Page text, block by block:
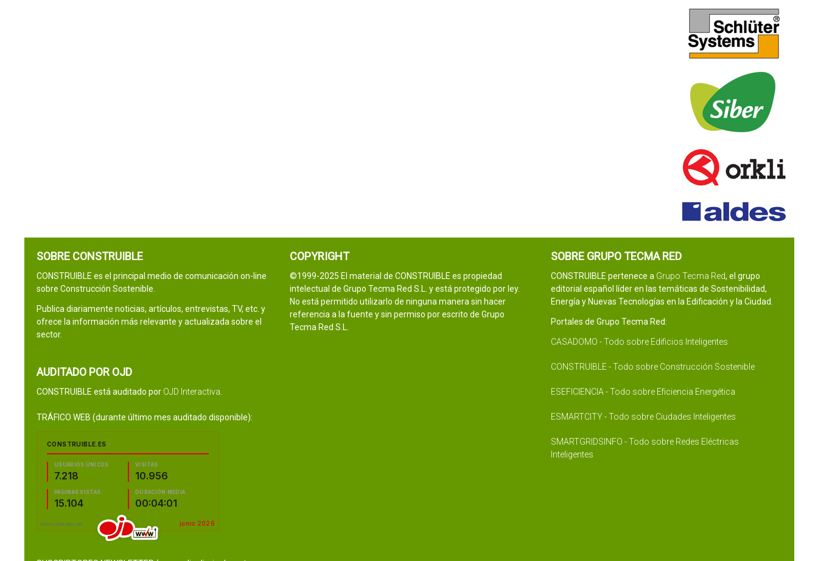
SOBRE CONSTRUIBLE
CONSTRUIBLE es el principal medio de comunicación on-line
sobre Construcción Sostenible.
Publica diariamente noticias, artículos, entrevistas, TV, etc. y
ofrece la información más relevante y actualizada sobre el
sector.
AUDITADO POR OJD
CONSTRUIBLE está auditado por OJD Interactiva
TRÁFICO WEB (durante último mes auditado disponible):
COPYRIGHT
©1999-2025 El material de CONSTRUIBLE es propiedad
intelectual de Grupo Tecma Red S.L. y está protegido por ley.
No está permitido utilizarlo de ninguna manera sin hacer
referencia a la fuente y sin permiso por escrito de Grupo
Tecma Red S.L.
SOBRE GRUPO TECMA RED
CONSTRUIBLE pertenece a Grupo Tecma Red, el grupo
editorial español líder en las temáticas de Sostenibilidad,
Energía y Nuevas Tecnologías en la Edificación y la Ciudad.
Portales de Grupo Tecma Red:
CASADOMO - Todo sobre Edificios Inteligentes
CONSTRUIBLE - Todo sobre Construcción Sostenible
ESEFICIENCIA - Todo sobre Eficiencia Energética
ESMARTCITY - Todo sobre Ciudades Inteligentes
SMARTGRIDSINFO - Todo sobre Redes Eléctricas
Inteligentes